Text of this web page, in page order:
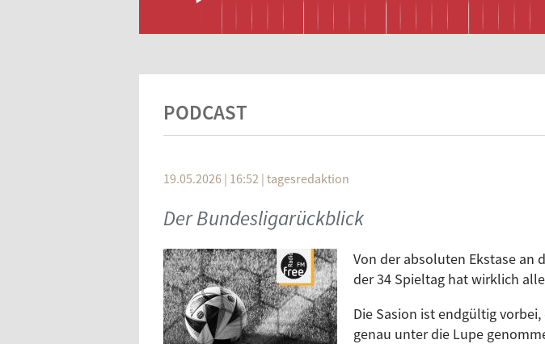
PODCAST
19.05.2026 | 16:52 | tagesredaktion
Der Bundesligarückblick
Von der absoluten Ekstase an
der 34 Spieltag hat wirklich
Die Sasion ist endgültig
genau unter die Lupe